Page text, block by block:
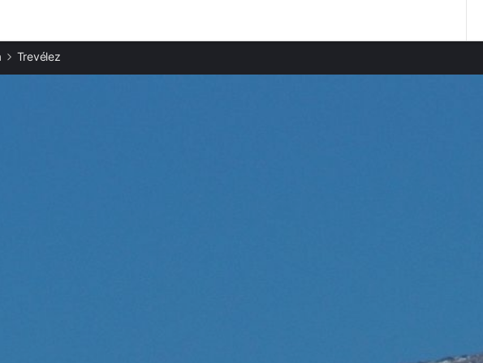
Apartamentos en Bérchules
Apartamentos en Pórtugos
Trevélez